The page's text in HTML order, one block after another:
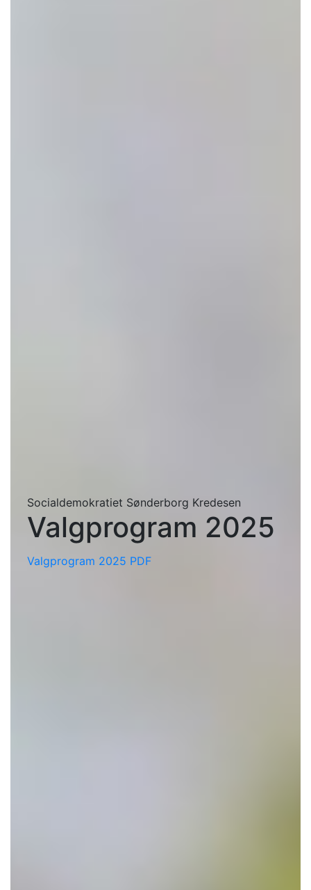
Socialdemokratiet Sønderborg Kredesen
Valgprogram 2025
Valgprogram 2025 PDF